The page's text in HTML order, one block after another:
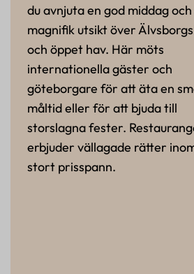
du avnjuta en god middag och
magnifik utsikt över
och öppet hav. Här möts
internationella gäster och
göteborgare för att äta en
måltid eller för att bjuda till
storslagna fester.
erbjuder vällagade rätter
stort prisspann.